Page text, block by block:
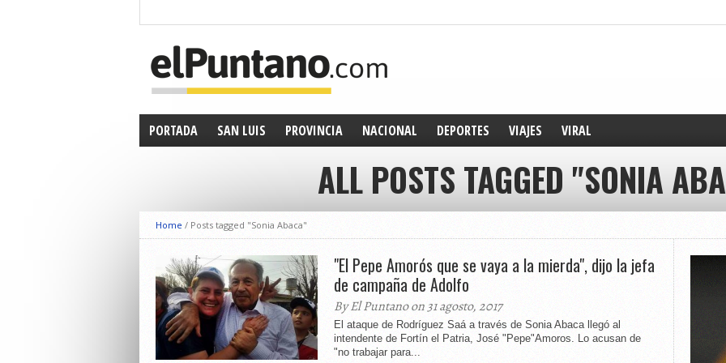
PORTADA SAN LUIS PROVINCIA NACIONAL DEPORTES VIAJES VIRAL
ALL POSTS TAGGED "SONIA
Home / Posts tagged "Sonia Abaca"
"El Pepe Amorós que se vaya a la mierda", dijo la jefa
de campaña de Adolfo
By El Puntano on 31 agosto, 2017
El ataque de Rodríguez Saá a través de Sonia Abaca llegó al
intendente de Fortín el Patria, José "Pepe"Amoros. Lo acusan de
"no trabajar para...